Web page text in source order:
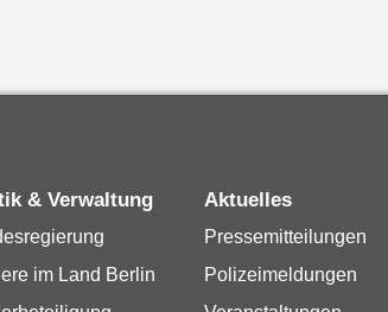
& Verwaltung
im Land Berlin
Aktuelles
Pressemitteilungen
Polizeimeldungen